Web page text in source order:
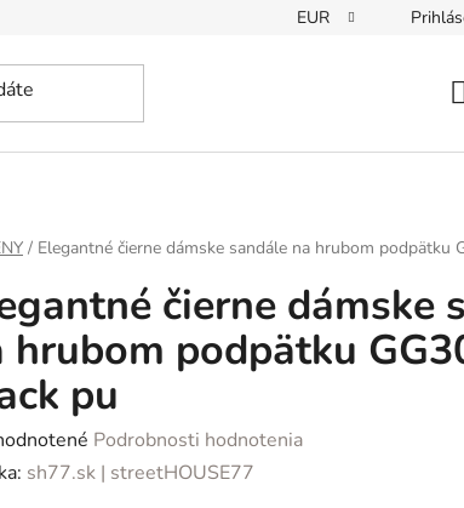
EUR
/ Elegantné čierne dámske sandále na hrubom podpätku
čierne dámske
hrubom podpätku
pu
Podrobnosti hodnotenia
sh77.sk | streetHOUSE77